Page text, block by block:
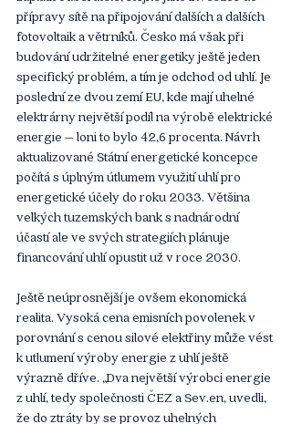
přípravy sítě na připojování dalších a dalších
fotovoltaik a větrníků. Česko má však při
budování udržitelné energetiky ještě jeden
specifický problém, a tím je odchod od uhlí. Je
poslední ze dvou zemí EU, kde mají uhelné
elektrárny největší podíl na výrobě elektrické
energie – loni to bylo 42,6 procenta. Návrh
aktualizované Státní energetické koncepce
počítá s úplným útlumem využití uhlí pro
energetické účely do roku 2033. Většina
velkých tuzemských bank s nadnárodní
účastí ale ve svých strategiích plánuje
financování uhlí opustit už v roce 2030.
Ještě neúprosnější je ovšem ekonomická
realita. Vysoká cena emisních povolenek v
porovnání s cenou silové elektřiny může vést
k utlumení výroby energie z uhlí ještě
výrazně dříve. „Dva největší výrobci energie
z uhlí, tedy společnosti ČEZ a Sev.en, uvedli,
že do ztráty by se provoz uhelných